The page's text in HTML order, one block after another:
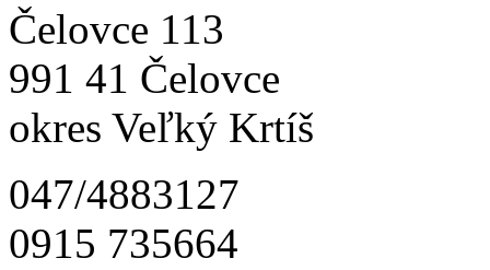
Čelovce 113
991 41 Čelovce
okres Veľký Krtíš
047/4883127
0915 735664